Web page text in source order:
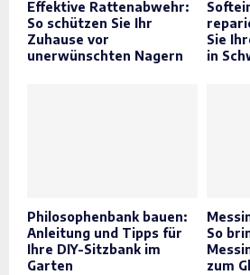
Effektive Rattenabwehr:
So schützen Sie Ihr
Zuhause vor
unerwünschten Nagern
Sie
in
Philosophenbank bauen:
Anleitung und Tipps für
Ihre DIY-Sitzbank im
Garten
So
zum